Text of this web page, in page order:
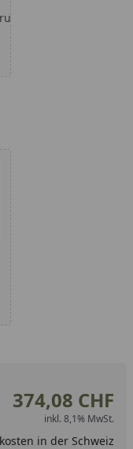
374,08 CHF
inkl. 8,1% MwSt.
in der Schweiz